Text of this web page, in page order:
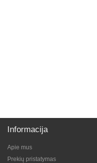
Informacija
Apie mus
Prekių pristatymas